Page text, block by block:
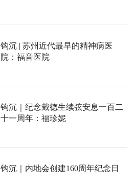
钩沉 | 苏州近代最早的精神病医
院：福音医院
钩沉｜纪念戴德生续弦安息一百二
十一周年：福珍妮
钩沉｜内地会创建160周年纪念日